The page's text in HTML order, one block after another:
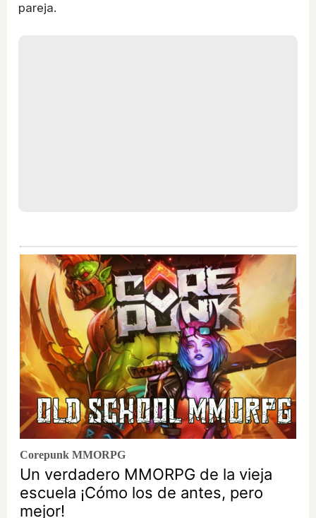
pareja.
Corepunk MMORPG
Un verdadero MMORPG de la vieja
escuela ¡Cómo los de antes, pero
mejor!